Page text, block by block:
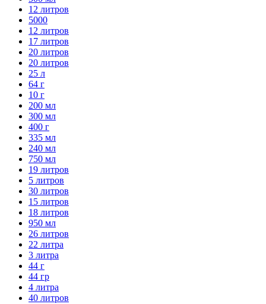
12 литров
5000
12 литров
17 литров
20 литров
20 литров
25 л
64 г
10 г
200 мл
300 мл
400 г
335 мл
240 мл
750 мл
19 литров
5 литров
30 литров
15 литров
18 литров
950 мл
26 литров
22 литра
3 литра
44 г
44 гр
4 литра
40 литров